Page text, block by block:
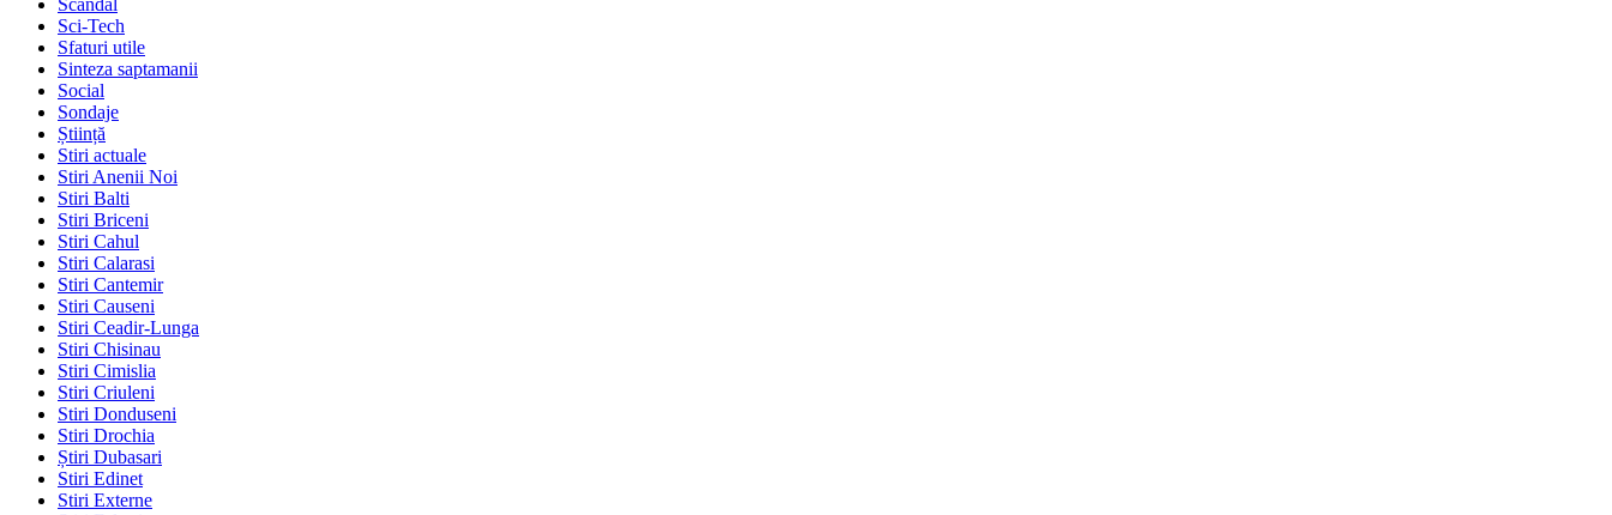
Scandal
Sci-Tech
Sfaturi utile
Sinteza saptamanii
Social
Sondaje
Știință
Stiri actuale
Stiri Anenii Noi
Stiri Balti
Stiri Briceni
Stiri Cahul
Stiri Calarasi
Stiri Cantemir
Stiri Causeni
Stiri Ceadir-Lunga
Stiri Chisinau
Stiri Cimislia
Stiri Criuleni
Stiri Donduseni
Stiri Drochia
Știri Dubasari
Stiri Edinet
Stiri Externe